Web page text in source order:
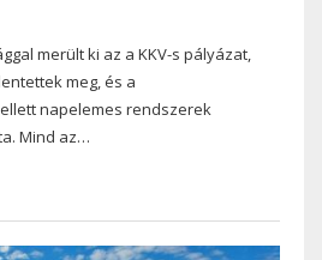
merült ki az a KKV-s pályázat,
meg, és a
napelemes rendszerek
Mind az…